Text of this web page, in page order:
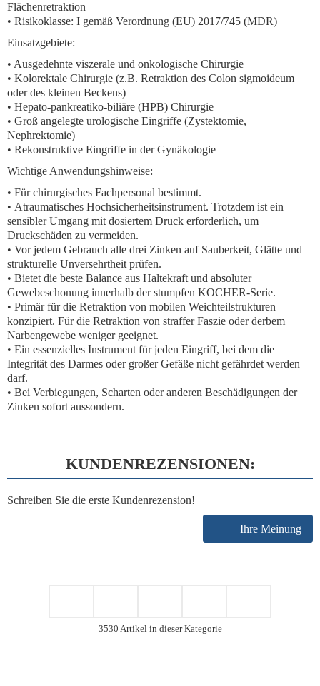
Flächenretraktion
• Risikoklasse: I gemäß Verordnung (EU) 2017/745 (MDR)
Einsatzgebiete:
• Ausgedehnte viszerale und onkologische Chirurgie
• Kolorektale Chirurgie (z.B. Retraktion des Colon sigmoideum
oder des kleinen Beckens)
• Hepato-pankreatiko-biliäre (HPB) Chirurgie
• Groß angelegte urologische Eingriffe (Zystektomie,
Nephrektomie)
• Rekonstruktive Eingriffe in der Gynäkologie
Wichtige Anwendungshinweise:
• Für chirurgisches Fachpersonal bestimmt.
• Atraumatisches Hochsicherheitsinstrument. Trotzdem ist ein
sensibler Umgang mit dosiertem Druck erforderlich, um
Druckschäden zu vermeiden.
• Vor jedem Gebrauch alle drei Zinken auf Sauberkeit, Glätte und
strukturelle Unversehrtheit prüfen.
• Bietet die beste Balance aus Haltekraft und absoluter
Gewebeschonung innerhalb der stumpfen KOCHER-Serie.
• Primär für die Retraktion von mobilen Weichteilstrukturen
konzipiert. Für die Retraktion von straffer Faszie oder derbem
Narbengewebe weniger geeignet.
• Ein essenzielles Instrument für jeden Eingriff, bei dem die
Integrität des Darmes oder großer Gefäße nicht gefährdet werden
darf.
• Bei Verbiegungen, Scharten oder anderen Beschädigungen der
Zinken sofort aussondern.
KUNDENREZENSIONEN:
Schreiben Sie die erste Kundenrezension!
Ihre Meinung
3530 Artikel in dieser Kategorie